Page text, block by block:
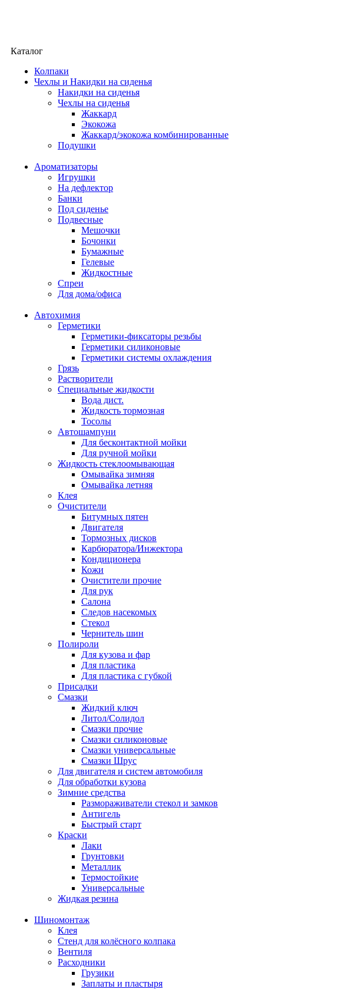
Каталог
Колпаки
Чехлы и Накидки на сиденья
Накидки на сиденья
Чехлы на сиденья
Жаккард
Экокожа
Жаккард/экокожа комбинированные
Подушки
Ароматизаторы
Игрушки
На дефлектор
Банки
Под сиденье
Подвесные
Мешочки
Бочонки
Бумажные
Гелевые
Жидкостные
Спреи
Для дома/офиса
Автохимия
Герметики
Герметики-фиксаторы резьбы
Герметики силиконовые
Герметики системы охлаждения
Грязь
Растворители
Специальные жидкости
Вода дист.
Жидкость тормозная
Тосолы
Автошампуни
Для бесконтактной мойки
Для ручной мойки
Жидкость стеклоомывающая
Омывайка зимняя
Омывайка летняя
Клея
Очистители
Битумных пятен
Двигателя
Тормозных дисков
Карбюратора/Инжектора
Кондиционера
Кожи
Очистители прочие
Для рук
Салона
Следов насекомых
Стекол
Чернитель шин
Полироли
Для кузова и фар
Для пластика
Для пластика с губкой
Присадки
Смазки
Жидкий ключ
Литол/Солидол
Смазки прочие
Смазки силиконовые
Смазки универсальные
Смазки Шрус
Для двигателя и систем автомобиля
Для обработки кузова
Зимние средства
Размораживатели стекол и замков
Антигель
Быстрый старт
Краски
Лаки
Грунтовки
Металлик
Термостойкие
Универсальные
Жидкая резина
Шиномонтаж
Клея
Стенд для колёсного колпака
Вентиля
Расходники
Грузики
Заплаты и пластыря